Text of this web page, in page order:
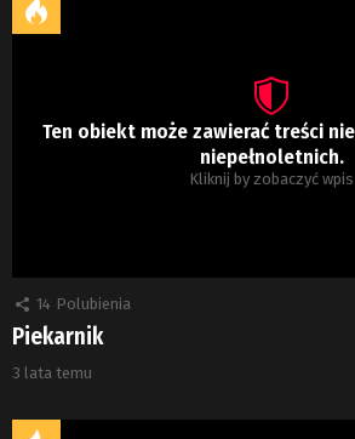
Ten obiekt może zawierać treści
niepełnoletnich.
Kliknij by zobaczyć wpis
14 Polubienia
Piekarnik
3 lata temu